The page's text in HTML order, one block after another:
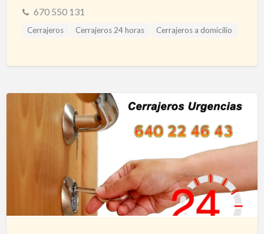
670 550 131
Cerrajeros Cerrajeros 24 horas
Cerrajeros a domicilio